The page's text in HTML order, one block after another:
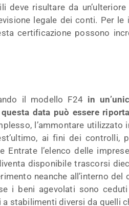
deve risultare da
legale dei conti. Per le
certificazione possono
il modello F24 in
questa data può essere
l’ammontare utilizzato
ai fini dei controlli,
Entrate l’elenco delle
disponibile trascorsi
neanche all’interno del
i beni agevolati sono
a stabilimenti diversi da quelli